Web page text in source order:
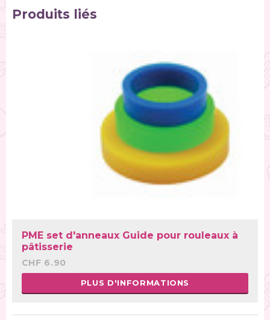
Produits liés
PME set d'anneaux Guide pour rouleaux à
pâtisserie
CHF 6.90
PLUS D'INFORMATIONS